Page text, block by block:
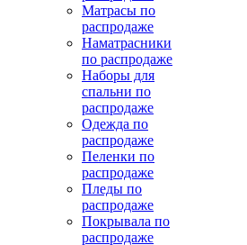
Матрасы по
распродаже
Наматрасники
по распродаже
Наборы для
спальни по
распродаже
Одежда по
распродаже
Пеленки по
распродаже
Пледы по
распродаже
Покрывала по
распродаже